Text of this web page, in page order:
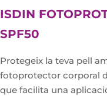
ISDIN
SPF50
Protegeix la teva pell
fotoprotector corporal
que facilita una